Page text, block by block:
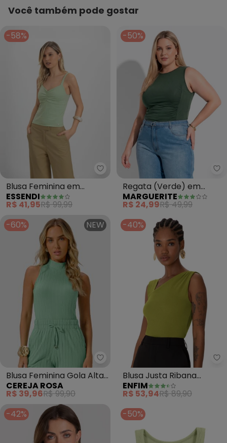
Você também pode gostar
-58%
Essendi - Blusa Feminina em
Blusa Feminina em
Cotton (Verde)
ESSENDI
R$ 41,95R$ 99,99
-50%
Regata (Verde) em
Viscose com Elastano
MARGUERITE
R$ 24,99R$ 49,99
-60%
NEW
Cereja Rosa - Blusa Feminina
Blusa Feminina Gola Alta
em Cotton Canelado
(Verde)
CEREJA ROSA
R$ 39,96R$ 99,90
-40%
Blusa Justa Ribana
Comfort (Verde
Pistache)
ENFIM
R$ 53,94R$ 89,90
-42%
-50%